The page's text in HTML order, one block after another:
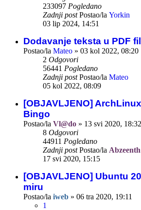
233097 Pogledano
Zadnji postPostao/la Yorkin
03 lip 2024, 14:51
Dodavanje teksta u PDF
Postao/la Mateo » 03 kol 2022, 08:20
2 Odgovori
56441 Pogledano
Zadnji postPostao/la Mateo
05 kol 2022, 08:09
[OBJAVLJENO]
Bingo
Postao/la Vl@do » 13 svi 2020, 18:32
8 Odgovori
44911 Pogledano
Zadnji postPostao/la Abzeenth
17 svi 2020, 15:15
[OBJAVLJENO] Ubuntu
miru
Postao/la iweb » 06 tra 2020, 19:11
1